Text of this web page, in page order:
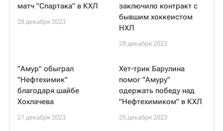
матч "Спартака" в КХЛ
28 декабря 2023
заключило контракт с
бывшим хоккеистом
НХЛ
28 декабря 2023
"Амур" обыграл
"Нефтехимик"
благодаря шайбе
Хохлачева
27 декабря 2023
Хет-трик Барулина
помог "Амуру"
одержать победу над
"Нефтехимиком" в КХЛ
25 декабря 2023